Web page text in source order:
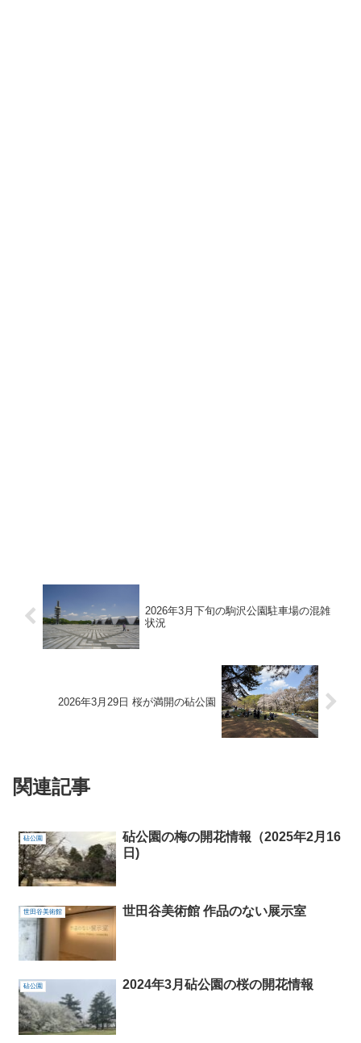
2026年3月下旬の駒沢公園駐車場の混雑
状況
2026年3月29日 桜が満開の砧公園
関連記事
砧公園
砧公園の梅の開花情報（2025年2月16
日)
世田谷美術館 世田谷美術館 作品のない展示室
砧公園 2024年3月砧公園の桜の開花情報